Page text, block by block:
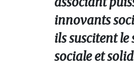
innovants
ils suscitent le
sociale et